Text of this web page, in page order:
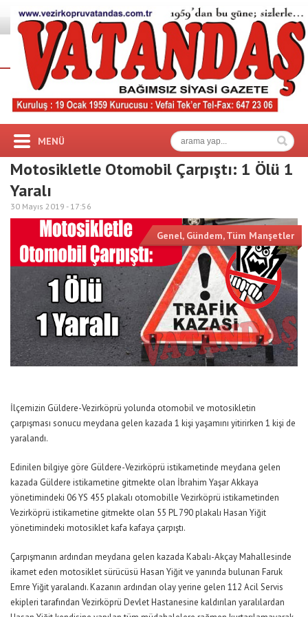
MENÜ
Motosikletle Otomobil Çarpıştı: 1 Ölü 1
Yaralı
30 Mayıs 2019 - 17:56
Genel, Gündem,Tüm Manşetler
İlçemizin Güldere-Vezirköprü yolunda otomobil ve motosikletin
çarpışması sonucu meydana gelen kazada 1 kişi yaşamını yitirirken 1 kişi de
yaralandı.
Edinilen bilgiye göre Güldere-Vezirköprü istikametinde meydana gelen
kazada Güldere istikametine gitmekte olan İbrahim Yaşar Akkaya
yönetimindeki 06 YS 455 plakalı otomobille Vezirköprü istikametinden
Vezirköprü istikametine gitmekte olan 55 PL 790 plakalı Hasan Yiğit
yönetimindeki motosiklet kafa kafaya çarpıştı.
Çarpışmanın ardından meydana gelen kazada Kabalı-Akçay Mahallesinde
ikamet eden motosiklet sürücüsü Hasan Yiğit ve yanında bulunan Faruk
Emre Yiğit yaralandı. Kazanın ardından olay yerine gelen 112 Acil Servis
ekipleri tarafından Vezirköprü Devlet Hastanesine kaldırılan yaralılardan